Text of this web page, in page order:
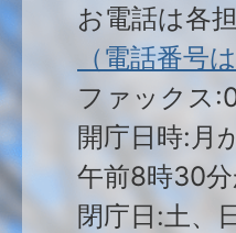
お電話は各
（電話番号
ファックス
開庁日時:月
午前8時30
閉庁日:土、